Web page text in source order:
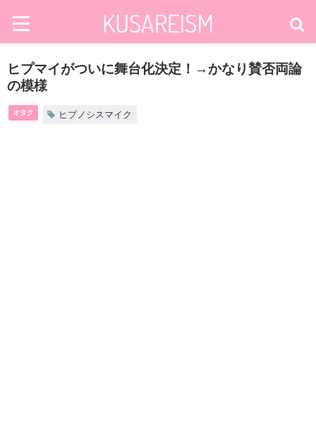
ヒプマイがついに舞台化決定！→かなり賛否両論
の模様
オタク ヒプノシスマイク